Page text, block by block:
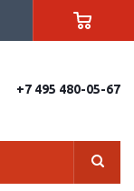
+7 495 480-05-67